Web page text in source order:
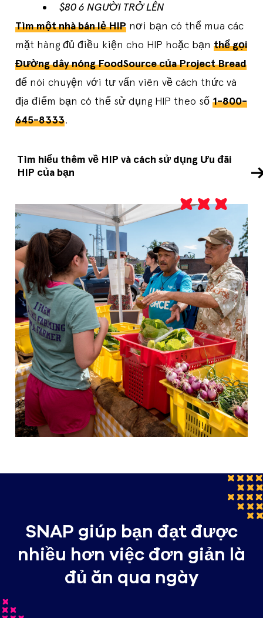
$80 6 NGƯỜI TRỞ LÊN
Tìm một nhà bán lẻ HIP nơi bạn có thể mua các
mặt hàng đủ điều kiện cho HIP hoặc bạn thể gọi
Đường dây nóng FoodSource của Project Bread
để nói chuyện với tư vấn viên về cách thức và
địa điểm bạn có thể sử dụng HIP theo số 1-800-
645-8333.
Tìm hiểu thêm về HIP và cách sử dụng Ưu đãi
HIP của bạn
SNAP giúp bạn đạt được
nhiều hơn việc đơn giản là
đủ ăn qua ngày